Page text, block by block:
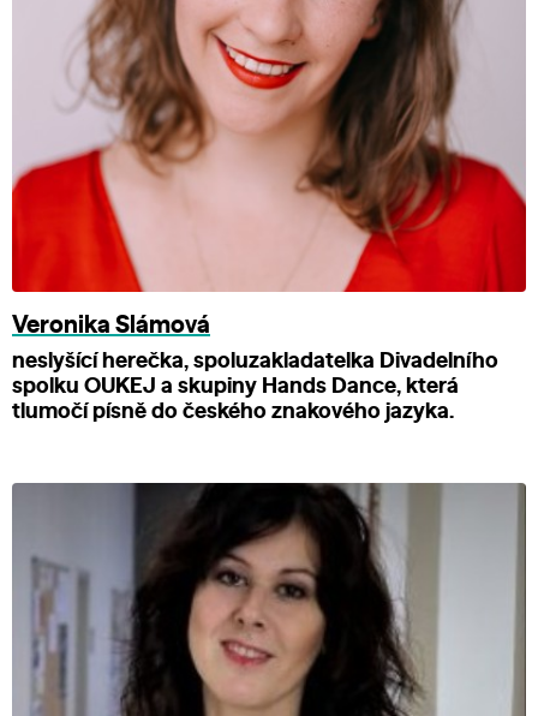
Veronika Slámová
neslyšící herečka, spoluzakladatelka Divadelního
spolku OUKEJ a skupiny Hands Dance, která
tlumočí písně do českého znakového jazyka.